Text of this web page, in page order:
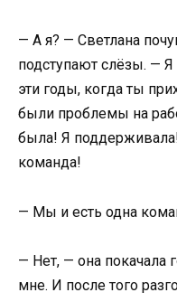
— А я? — Светлана
подступают слёзы. —
эти годы, когда ты
были проблемы на
была! Я
команда!
— Мы и есть одна
— Нет, — она покачала
мне. И после того